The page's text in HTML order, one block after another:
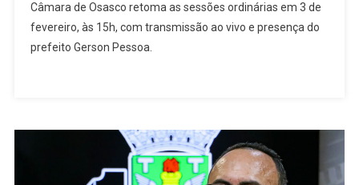
De
Osasco
Retoma
3
De
Fevereiro
Câmara de Osasco retoma as sessões ordinárias em 3 de
fevereiro, às 15h, com transmissão ao vivo e presença do
prefeito Gerson Pessoa.